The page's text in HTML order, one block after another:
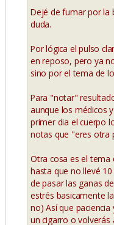
Dejé de fumar por la
duda.
Por lógica el pulso
en reposo, pero ya
sino por el tema de
Para "notar"
aunque los médicos
primer dia el cuerpo
notas que "eres otra
Otra cosa es el tema
hasta que no llevé
de pasar las ganas
estrés basicamente
no) Así que
un cigarro o volverás